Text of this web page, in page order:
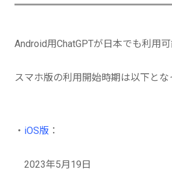
Android用ChatGPTが日本でも利用可
スマホ版の利用開始時期は以下とな
・ iOS版 ：
2023年5月19日